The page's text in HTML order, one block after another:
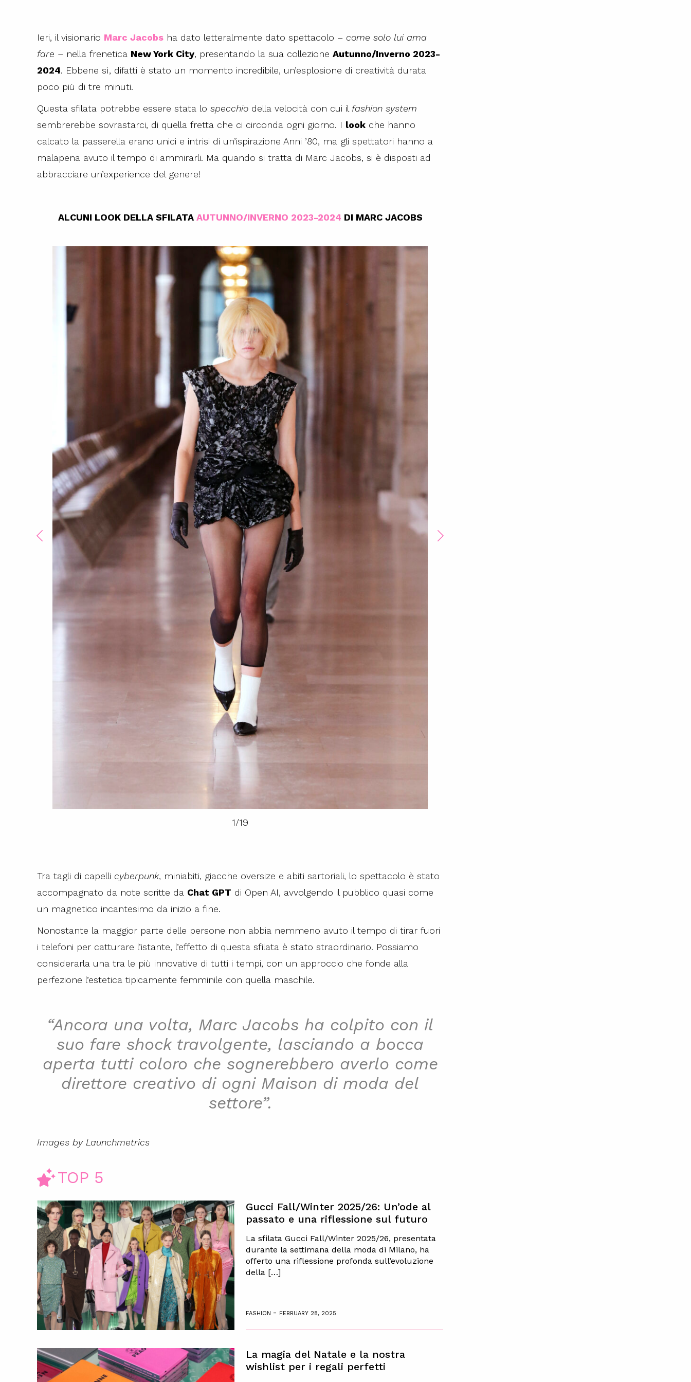
Ieri, il visionario Marc Jacobs ha dato letteralmente dato spettacolo – come solo lui ama
fare – nella frenetica New York City, presentando la sua collezione Autunno/Inverno 2023-
2024. Ebbene sì, difatti è stato un momento incredibile, un’esplosione di creatività durata
poco più di tre minuti.
Questa sfilata potrebbe essere stata lo specchio della velocità con cui il fashion system
sembrerebbe sovrastarci, di quella fretta che ci circonda ogni giorno. I look che hanno
calcato la passerella erano unici e intrisi di un’ispirazione Anni ’80, ma gli spettatori hanno a
malapena avuto il tempo di ammirarli. Ma quando si tratta di Marc Jacobs, si è disposti ad
abbracciare un’experience del genere!
ALCUNI LOOK DELLA SFILATA AUTUNNO/INVERNO 2023-2024 DI MARC JACOBS
1/19
Tra tagli di capelli cyberpunk, miniabiti, giacche oversize e abiti sartoriali, lo spettacolo è stato
accompagnato da note scritte da Chat GPT di Open AI, avvolgendo il pubblico quasi come
un magnetico incantesimo da inizio a fine.
Nonostante la maggior parte delle persone non abbia nemmeno avuto il tempo di tirar fuori
i telefoni per catturare l’istante, l’effetto di questa sfilata è stato straordinario. Possiamo
considerarla una tra le più innovative di tutti i tempi, con un approccio che fonde alla
perfezione l’estetica tipicamente femminile con quella maschile.
“Ancora una volta, Marc Jacobs ha colpito con il
suo fare shock travolgente, lasciando a bocca
aperta tutti coloro che sognerebbero averlo come
direttore creativo di ogni Maison di moda del
settore”.
Images by Launchmetrics
TOP 5
Gucci Fall/Winter 2025/26: Un’ode al
passato e una riflessione sul futuro
La sfilata Gucci Fall/Winter 2025/26, presentata
durante la settimana della moda di Milano, ha
offerto una riflessione profonda sull’evoluzione
della […]
FASHION - FEBRUARY 28, 2025
La magia del Natale e la nostra
wishlist per i regali perfetti